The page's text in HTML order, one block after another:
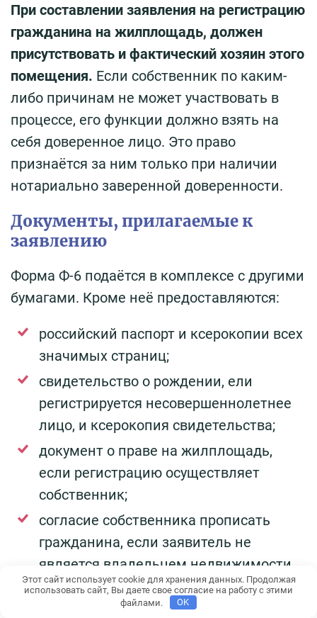
При составлении заявления на регистрацию
гражданина на жилплощадь, должен
присутствовать и фактический хозяин этого
помещения. Если собственник по каким-
либо причинам не может участвовать в
процессе, его функции должно взять на
себя доверенное лицо. Это право
признаётся за ним только при наличии
нотариально заверенной доверенности.
Документы, прилагаемые к
заявлению
Форма Ф-6 подаётся в комплексе с другими
бумагами. Кроме неё предоставляются:
российский паспорт и ксерокопии всех
значимых страниц;
свидетельство о рождении, ели
регистрируется несовершеннолетнее
лицо, и ксерокопия свидетельства;
документ о праве на жилплощадь,
если регистрацию осуществляет
собственник;
согласие собственника прописать
гражданина, если заявитель не
является владельцем недвижимости.
какие документы дополнительно
Этот сайт использует cookie для хранения данных. Продолжая
использовать сайт, Вы даете свое согласие на работу с этими
файлами.
OK